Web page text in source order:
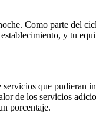
Como parte del
y tu
que pudieran
de los servicios
porcentaje.